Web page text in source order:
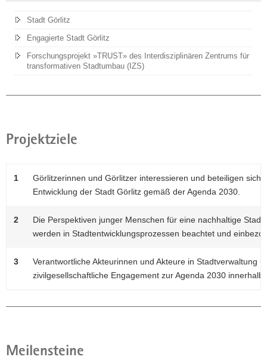
Stadt Görlitz
Engagierte Stadt Görlitz
Forschungsprojekt »TRUST» des Interdisziplinären Zentrums für
transformativen Stadtumbau (IZS)
Projektziele
1
Görlitzerinnen und Görlitzer interessieren und beteiligen sich
Entwicklung der Stadt Görlitz gemäß der Agenda 2030.
2
Die Perspektiven junger Menschen für eine nachhaltige
werden in Stadtentwicklungsprozessen beachtet und
3
Verantwortliche Akteurinnen und Akteure in Stadtverwaltung
zivilgesellschaftliche Engagement zur Agenda 2030 innerhalb
Meilensteine